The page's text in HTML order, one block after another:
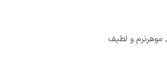
, موهر‌نرم و لطیف